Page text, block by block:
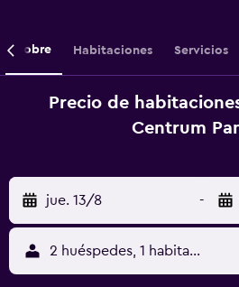
Sobre Habitaciones Servicios
Precio de
Centrum
jue. 13/8 -
2 huéspedes, 1 habitación